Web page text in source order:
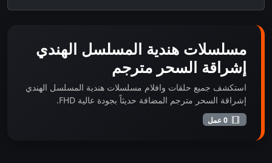
مسلسلات هندية المسلسل الهندي
إشراقة السحر مترجم
استكشف جميع حلقات وافلام مسلسلات هندية المسلسل الهندي
إشراقة السحر مترجم المضافة حديثاً بجودة عالية FHD.